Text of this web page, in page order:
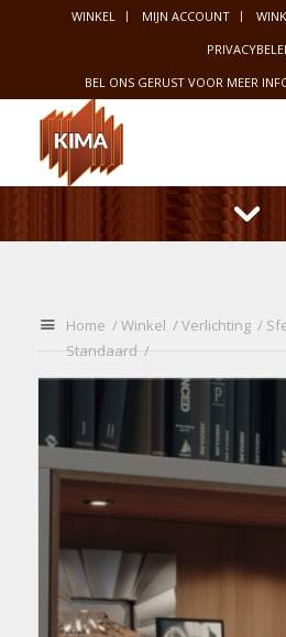
WINKEL MIJN ACCOUNT
BEL ONS GERUST VOOR MEER
U
bevindt
zich
Home /Winkel /Verlichting /
Standaard /